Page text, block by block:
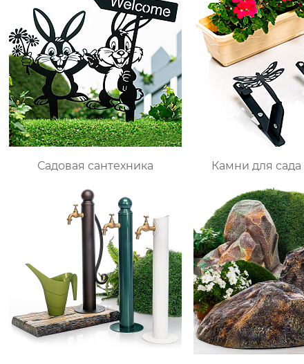
Садовая сантехника Камни для сада